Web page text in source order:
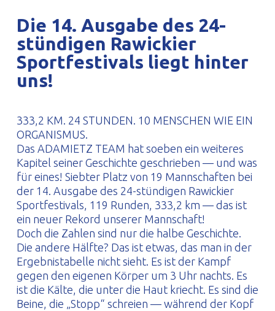
PL
Die 14. Ausgabe des 24-
stündigen Rawickier
Sportfestivals liegt hinter
uns!
333,2 KM. 24 STUNDEN. 10 MENSCHEN WIE EIN
ORGANISMUS.
Das ADAMIETZ TEAM hat soeben ein weiteres
Kapitel seiner Geschichte geschrieben — und was
für eines! Siebter Platz von 19 Mannschaften bei
der 14. Ausgabe des 24-stündigen Rawickier
Sportfestivals, 119 Runden, 333,2 km — das ist
ein neuer Rekord unserer Mannschaft!
Doch die Zahlen sind nur die halbe Geschichte.
Die andere Hälfte? Das ist etwas, das man in der
Ergebnistabelle nicht sieht. Es ist der Kampf
gegen den eigenen Körper um 3 Uhr nachts. Es
ist die Kälte, die unter die Haut kriecht. Es sind die
Beine, die „Stopp“ schreien — während der Kopf